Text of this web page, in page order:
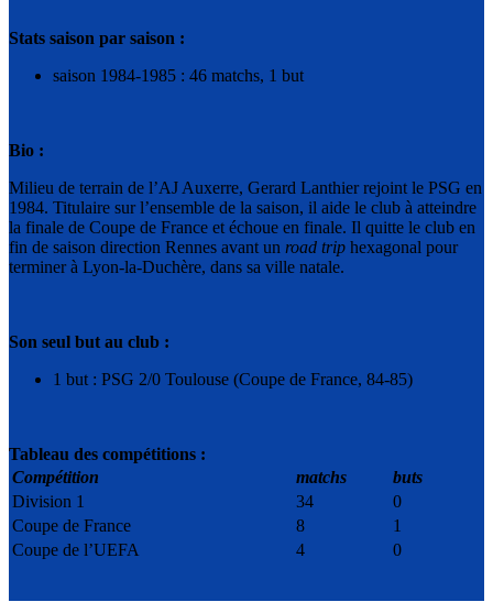
Stats saison par saison :
saison 1984-1985 : 46 matchs, 1 but
Bio :
Milieu de terrain de l’AJ Auxerre, Gerard Lanthier rejoint le PSG en
1984. Titulaire sur l’ensemble de la saison, il aide le club à atteindre
la finale de Coupe de France et échoue en finale. Il quitte le club en
fin de saison direction Rennes avant un road trip hexagonal pour
terminer à Lyon-la-Duchère, dans sa ville natale.
Son seul but au club :
1 but : PSG 2/0 Toulouse (Coupe de France, 84-85)
Tableau des compétitions :
Compétition
matchs
buts
Division 1
34
0
Coupe de France
8
1
Coupe de l’UEFA
4 0